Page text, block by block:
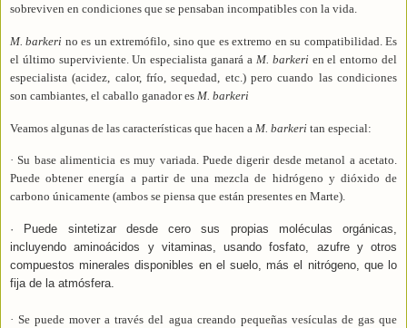
sobreviven en condiciones que se pensaban incompatibles con la vida.
M. barkeri no es un extremófilo, sino que es extremo en su compatibilidad. Es
el último superviviente. Un especialista ganará a M. barkeri en el entorno del
especialista (acidez, calor, frío, sequedad, etc.) pero cuando las condiciones
son cambiantes, el caballo ganador es M. barkeri
Veamos algunas de las características que hacen a M. barkeri tan especial:
· Su base alimenticia es muy variada. Puede digerir desde metanol a acetato.
Puede obtener energía a partir de una mezcla de hidrógeno y dióxido de
carbono únicamente (ambos se piensa que están presentes en Marte).
· Puede sintetizar desde cero sus propias moléculas orgánicas,
incluyendo aminoácidos y vitaminas, usando fosfato, azufre y otros
compuestos minerales disponibles en el suelo, más el nitrógeno, que lo
fija de la atmósfera.
· Se puede mover a través del agua creando pequeñas vesículas de gas que